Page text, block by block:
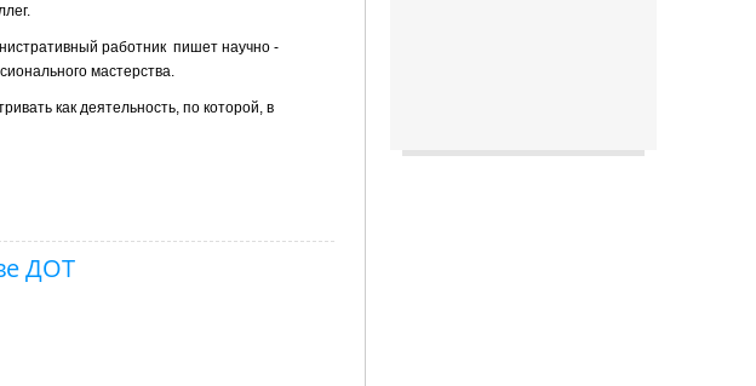
работник пишет научно -
мастерства.
как деятельность, по которой, в
ДОТ